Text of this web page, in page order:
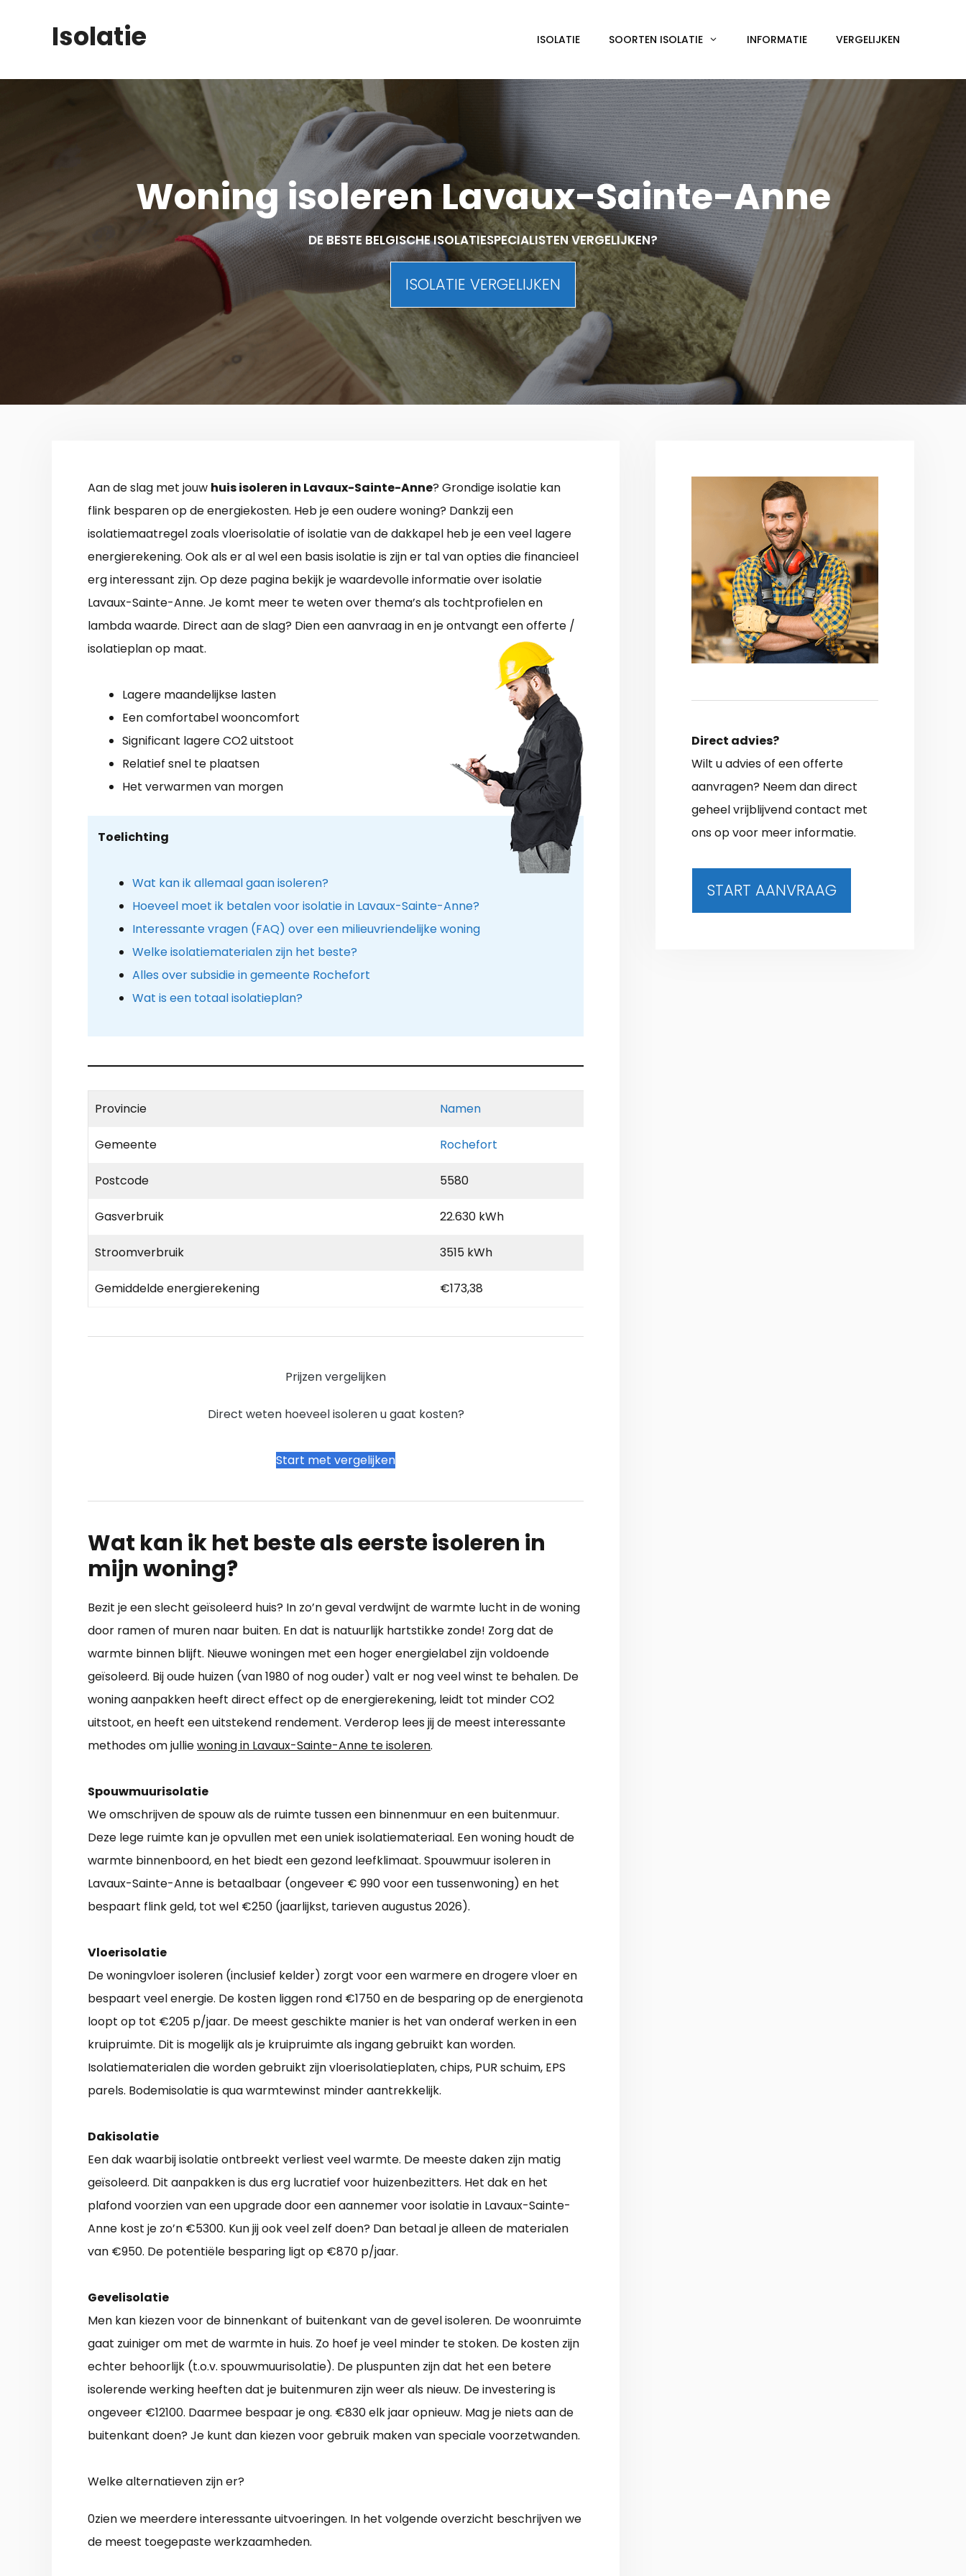
Isolatie ISOLATIE SOORTEN ISOLATIE INFORMATIE VERGELIJKEN
Woning isoleren Lavaux-Sainte-Anne
DE BESTE BELGISCHE ISOLATIESPECIALISTEN VERGELIJKEN?
ISOLATIE VERGELIJKEN
Aan de slag met jouw huis isoleren in Lavaux-Sainte-Anne? Grondige isolatie kan
flink besparen op de energiekosten. Heb je een oudere woning? Dankzij een
isolatiemaatregel zoals vloerisolatie of isolatie van de dakkapel heb je een veel lagere
energierekening. Ook als er al wel een basis isolatie is zijn er tal van opties die financieel
erg interessant zijn. Op deze pagina bekijk je waardevolle informatie over isolatie
Lavaux-Sainte-Anne. Je komt meer te weten over thema’s als tochtprofielen en
lambda waarde. Direct aan de slag? Dien een aanvraag in en je ontvangt een offerte /
isolatieplan op maat.
Lagere maandelijkse lasten
Een comfortabel wooncomfort
Significant lagere CO2 uitstoot
Relatief snel te plaatsen
Het verwarmen van morgen
Toelichting
Wat kan ik allemaal gaan isoleren?
Hoeveel moet ik betalen voor isolatie in Lavaux-Sainte-Anne?
Interessante vragen (FAQ) over een milieuvriendelijke woning
Welke isolatiematerialen zijn het beste?
Alles over subsidie in gemeente Rochefort
Wat is een totaal isolatieplan?
Provincie Namen
Gemeente Rochefort
Postcode 5580
Gasverbruik 22.630 kWh
Stroomverbruik 3515 kWh
Gemiddelde energierekening €173,38
Prijzen vergelijken
Direct weten hoeveel isoleren u gaat kosten?
Start met vergelijken
Wat kan ik het beste als eerste isoleren in
mijn woning?
Bezit je een slecht geïsoleerd huis? In zo’n geval verdwijnt de warmte lucht in de woning
door ramen of muren naar buiten. En dat is natuurlijk hartstikke zonde! Zorg dat de
warmte binnen blijft. Nieuwe woningen met een hoger energielabel zijn voldoende
geïsoleerd. Bij oude huizen (van 1980 of nog ouder) valt er nog veel winst te behalen. De
woning aanpakken heeft direct effect op de energierekening, leidt tot minder CO2
uitstoot, en heeft een uitstekend rendement. Verderop lees jij de meest interessante
methodes om julliewoning in Lavaux-Sainte-Anne te isoleren.
Spouwmuurisolatie
We omschrijven de spouw als de ruimte tussen een binnenmuur en een buitenmuur.
Deze lege ruimte kan je opvullen met een uniek isolatiemateriaal. Een woning houdt de
warmte binnenboord, en het biedt een gezond leefklimaat. Spouwmuur isoleren in
Lavaux-Sainte-Anne is betaalbaar (ongeveer € 990 voor een tussenwoning) en het
bespaart flink geld, tot wel €250 (jaarlijkst, tarieven augustus 2026).
Vloerisolatie
De woningvloer isoleren (inclusief kelder) zorgt voor een warmere en drogere vloer en
bespaart veel energie. De kosten liggen rond €1750 en de besparing op de energienota
loopt op tot €205 p/jaar. De meest geschikte manier is het van onderaf werken in een
kruipruimte. Dit is mogelijk als je kruipruimte als ingang gebruikt kan worden.
Isolatiematerialen die worden gebruikt zijn vloerisolatieplaten, chips, PUR schuim, EPS
parels. Bodemisolatie is qua warmtewinst minder aantrekkelijk.
Dakisolatie
Een dak waarbij isolatie ontbreekt verliest veel warmte. De meeste daken zijn matig
geïsoleerd. Dit aanpakken is dus erg lucratief voor huizenbezitters. Het dak en het
plafond voorzien van een upgrade door een aannemer voor isolatie in Lavaux-Sainte-
Anne kost je zo’n €5300. Kun jij ook veel zelf doen? Dan betaal je alleen de materialen
van €950. De potentiële besparing ligt op €870 p/jaar.
Gevelisolatie
Men kan kiezen voor de binnenkant of buitenkant van de gevel isoleren. De woonruimte
gaat zuiniger om met de warmte in huis. Zo hoef je veel minder te stoken. De kosten zijn
echter behoorlijk (t.o.v. spouwmuurisolatie). De pluspunten zijn dat het een betere
isolerende werking heeften dat je buitenmuren zijn weer als nieuw. De investering is
ongeveer €12100. Daarmee bespaar je ong. €830 elk jaar opnieuw. Mag je niets aan de
buitenkant doen? Je kunt dan kiezen voor gebruik maken van speciale voorzetwanden.
Welke alternatieven zijn er?
0zien we meerdere interessante uitvoeringen. In het volgende overzicht beschrijven we
de meest toegepaste werkzaamheden.
Direct advies?
Wilt u advies of een offerte
aanvragen? Neem dan direct
geheel vrijblijvend contact met
ons op voor meer informatie.
START AANVRAAG